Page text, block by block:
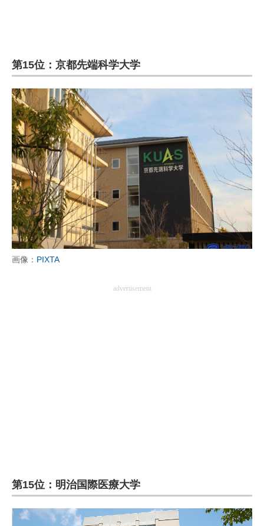
建設×テクノロジーの最前線
ちょっと気になるネットの話題
第15位：京都先端科学大学
画像： PIXTA
advertisement
第15位：明治国際医療大学